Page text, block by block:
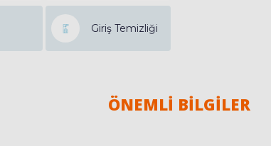
Giriş Temizliği
ÖNEMLİ BİLGİLER